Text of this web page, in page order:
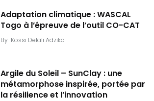
Adaptation climatique : WASCAL
Togo à l’épreuve de l’outil CO-CAT
By Kossi Delali Adzika
Argile du Soleil – SunClay : une
métamorphose inspirée, portée par
la résilience et l’innovation